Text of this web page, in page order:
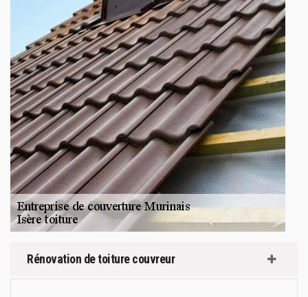
Rénovation de toiture couvreur